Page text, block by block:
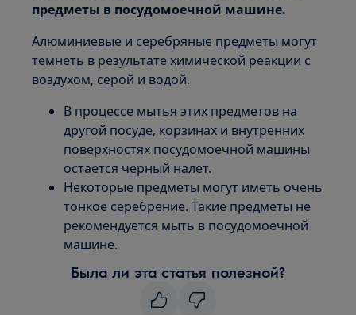
предметы в посудомоечной машине.
Алюминиевые и серебряные предметы могут
темнеть в результате химической реакции с
воздухом, серой и водой.
В процессе мытья этих предметов на
другой посуде, корзинах и внутренних
поверхностях посудомоечной машины
остается черный налет.
Некоторые предметы могут иметь очень
тонкое серебрение. Такие предметы не
рекомендуется мыть в посудомоечной
машине.
Была ли эта статья полезной?